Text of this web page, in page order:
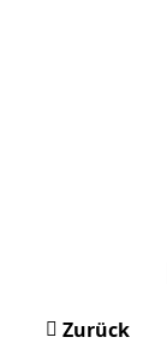
Zurück